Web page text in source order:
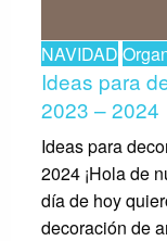
NAVIDAD
Ideas para
2023 – 2024
Ideas para
2024 ¡Hola de
día de hoy
decoración de